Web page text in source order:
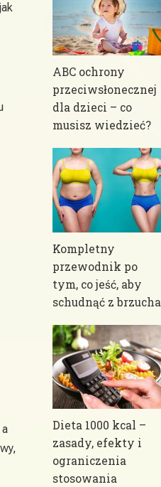
ABC ochrony
przeciwsłonecznej
dla dzieci – co
musisz wiedzieć?
Kompletny
przewodnik po
tym, co jeść, aby
schudnąć z brzucha
Dieta 1000 kcal –
zasady, efekty i
ograniczenia
stosowania